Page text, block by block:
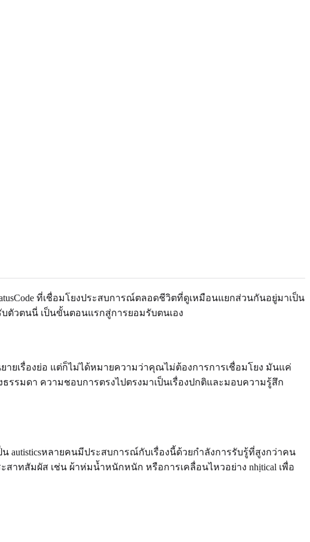
ที่เชื่อมโยงประสบการณ์ตลอดชีวิตที่ดูเหมือนแยกส่วนกันอยู่มาเป็น
วตนนี่ เป็นขั้นตอนแรกสู่การยอมรับตนเอง
ายเรื่องย่อ แต่ก็ไม่ได้หมายความว่าคุณไม่ต้องการการเชื่อมโยง มันแค่
รรมดา ความชอบการตรงไปตรงมาเป็นเรื่องปกติและมอบความรู้สึก
autisticsหลายคนมีประสบการณ์กับเรื่องนี้ด้วยกำลังการรับรู้ที่สูงกว่าคน
าทสัมผัส เช่น ผ้าห่มน้ำหนักหนัก หรือการเคลื่อนไหวอย่าง nhịtical เพื่อ